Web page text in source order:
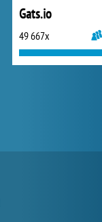
Gats.io
49 667x